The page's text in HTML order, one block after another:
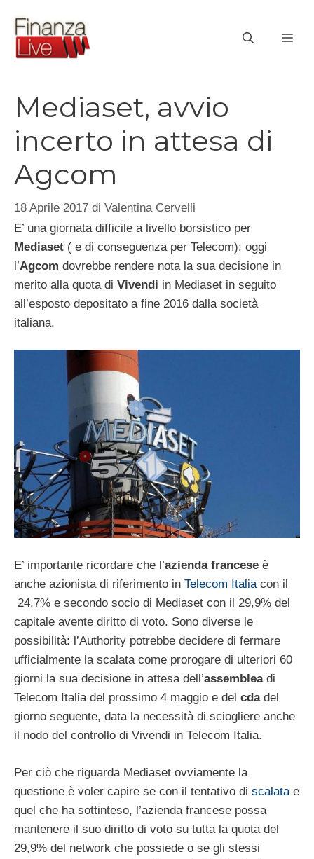
contenuto
Mediaset, avvio
incerto in attesa di
Agcom
18 Aprile 2017 di Valentina Cervelli
E’ una giornata difficile a livello borsistico per
Mediaset ( e di conseguenza per Telecom): oggi
l’Agcom dovrebbe rendere nota la sua decisione in
merito alla quota di Vivendi in Mediaset in seguito
all’esposto depositato a fine 2016 dalla società
italiana.
E’ importante ricordare che l’azienda francese è
anche azionista di riferimento in Telecom Italiacon il
24,7% e secondo socio di Mediaset con il 29,9% del
capitale avente diritto di voto. Sono diverse le
possibilità: l’Authority potrebbe decidere di fermare
ufficialmente la scalata come prorogare di ulteriori 60
giorni la sua decisione in attesa dell’assembleadi
Telecom Italia del prossimo 4 maggio e del cdadel
giorno seguente, data la necessità di sciogliere anche
il nodo del controllo di Vivendi in Telecom Italia.
Per ciò che riguarda Mediaset ovviamente la
questione è voler capire se con il tentativo di scalata e
quel che ha sottinteso, l’azienda francese possa
mantenere il suo diritto di voto su tutta la quota del
29,9% del network che possiede o se gli stessi